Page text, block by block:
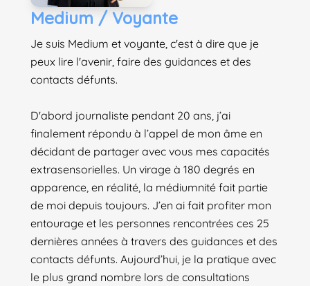
Medium / Voyante
Je suis Medium et voyante, c'est à dire que je
peux lire l'avenir, faire des guidances et des
contacts défunts.
D'abord journaliste pendant 20 ans, j’ai
finalement répondu à l’appel de mon âme en
décidant de partager avec vous mes capacités
extrasensorielles. Un virage à 180 degrés en
apparence, en réalité, la médiumnité fait partie
de moi depuis toujours. J’en ai fait profiter mon
entourage et les personnes rencontrées ces 25
dernières années à travers des guidances et des
contacts défunts. Aujourd’hui, je la pratique avec
le plus grand nombre lors de consultations